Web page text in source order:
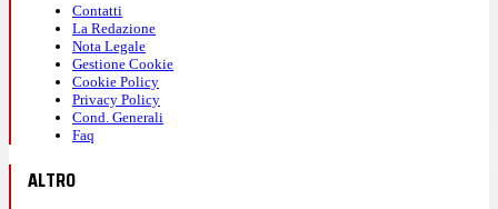
Contatti
La Redazione
Nota Legale
Gestione Cookie
Cookie Policy
Privacy Policy
Cond. Generali
Faq
ALTRO